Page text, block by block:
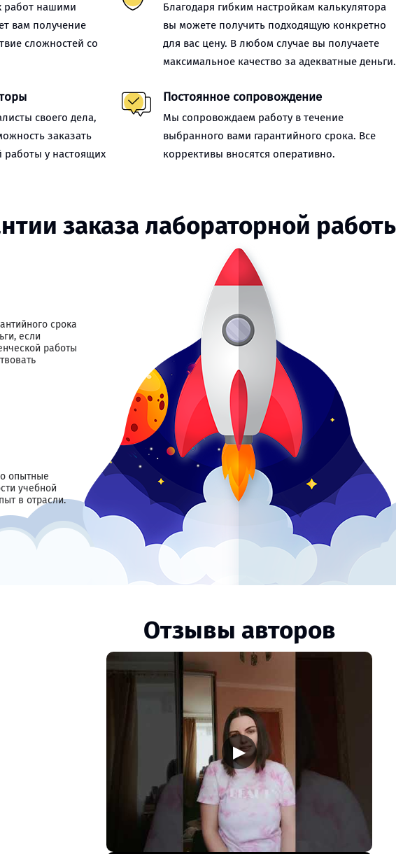
работ нашими
вам получение
сложностей со
Благодаря гибким настройкам калькулятора
вы можете получить подходящую конкретно
для вас цену. В любом случае вы получаете
максимальное качество за адекватные деньги.
своего дела,
заказать
работы у настоящих
Постоянное сопровождение
Мы сопровождаем работу в течение
выбранного вами гарантийного срока. Все
коррективы вносятся оперативно.
заказа лабораторной
срока
если
работы
опытные
учебной
в отрасли.
Отзывы авторов
▶